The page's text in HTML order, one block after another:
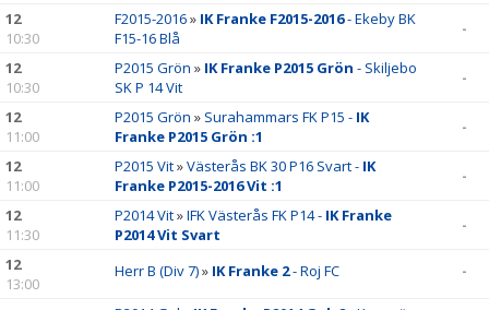
12
10:30
F2015-2016» IK Franke F2015-2016- Ekeby BK
F15-16 Blå
-
12
10:30
P2015 Grön » IK Franke P2015 Grön - Skiljebo
SK P 14 Vit
-
12
11:00
P2015 Grön » Surahammars FK P15 - IK
Franke P2015 Grön :1
-
12
11:00
P2015 Vit»Västerås BK 30 P16 Svart - IK
Franke P2015-2016 Vit :1
-
12
11:30
P2014 Vit»IFK Västerås FK P14 - IK Franke
P2014 Vit Svart
-
12
13:00
Herr B (Div 7)» IK Franke 2- Roj FC -